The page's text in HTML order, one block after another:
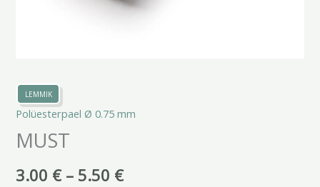
LEMMIK
Polüesterpael Ø 0.75 mm
MUST
3.00 € – 5.50 €